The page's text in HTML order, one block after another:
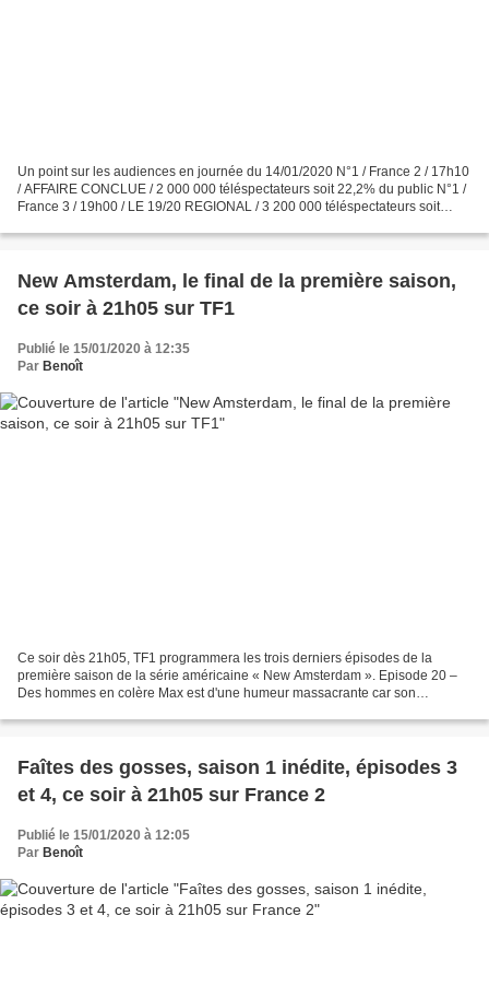
Un point sur les audiences en journée du 14/01/2020 N°1 / France 2 / 17h10
/ AFFAIRE CONCLUE / 2 000 000 téléspectateurs soit 22,2% du public N°1 /
France 3 / 19h00 / LE 19/20 REGIONAL / 3 200 000 téléspectateurs soit
New Amsterdam, le final de la première saison,
ce soir à 21h05 sur TF1
Publié le 15/01/2020 à 12:35
Par Benoît
Ce soir dès 21h05, TF1 programmera les trois derniers épisodes de la
première saison de la série américaine « New Amsterdam ». Episode 20 –
Des hommes en colère Max est d'une humeur massacrante car son
Faîtes des gosses, saison 1 inédite, épisodes 3
et 4, ce soir à 21h05 sur France 2
Publié le 15/01/2020 à 12:05
Par Benoît